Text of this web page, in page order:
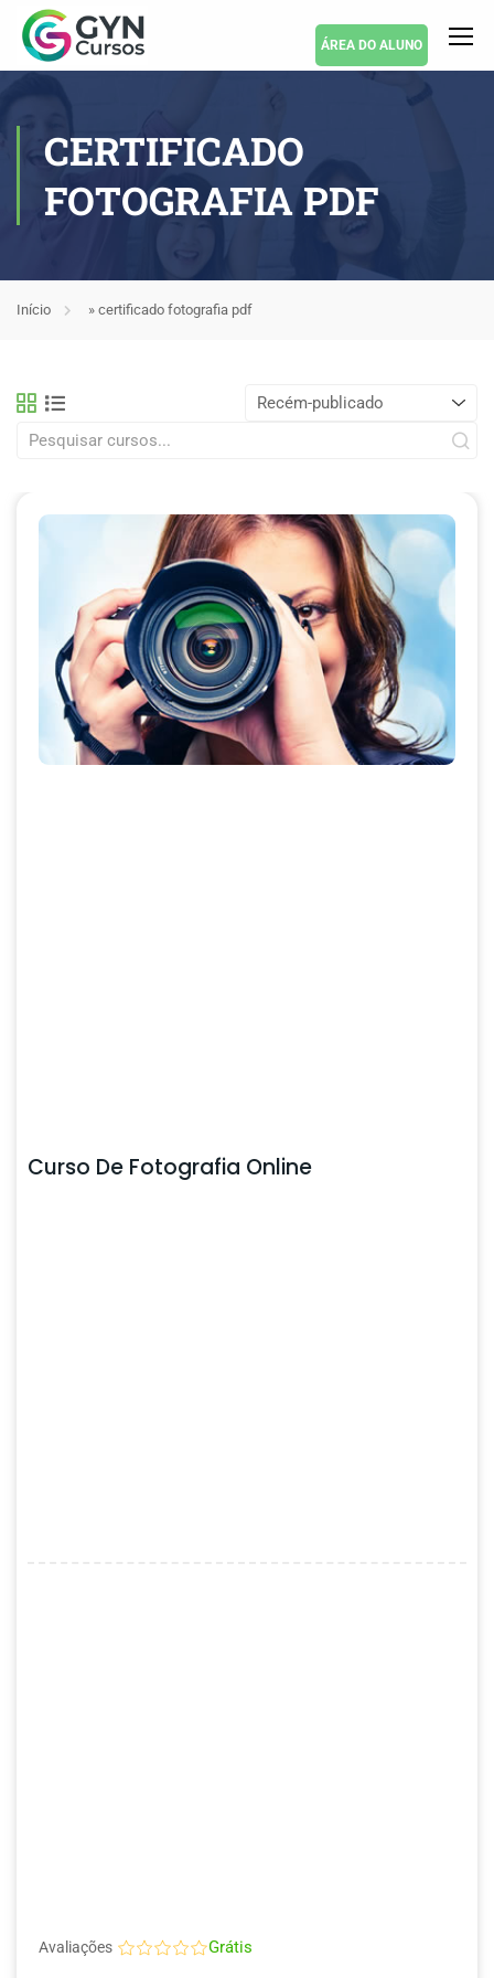
ÁREA DO ALUNO
CERTIFICADO
FOTOGRAFIA PDF
Início » certificado fotografia pdf
Curso De Fotografia Online
Avaliações Grátis